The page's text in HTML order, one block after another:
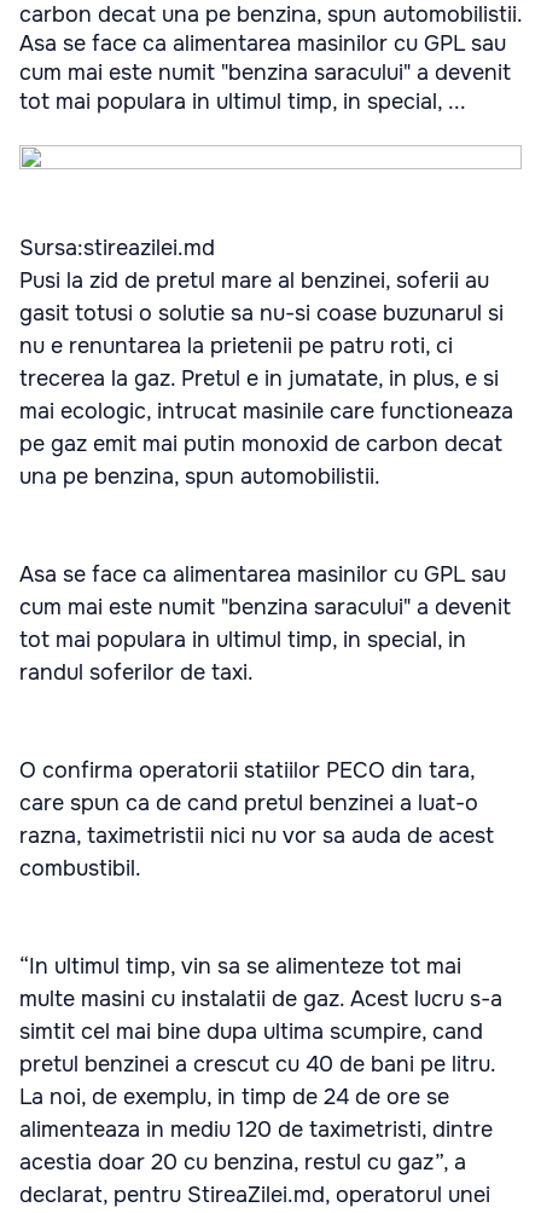
carbon decat una pe benzina, spun automobilistii.
Asa se face ca alimentarea masinilor cu GPL sau
cum mai este numit "benzina saracului" a devenit
tot mai populara in ultimul timp, in special, ...
Sursa:stireazilei.md
Pusi la zid de pretul mare al benzinei, soferii au
gasit totusi o solutie sa nu-si coase buzunarul si
nu e renuntarea la prietenii pe patru roti, ci
trecerea la gaz. Pretul e in jumatate, in plus, e si
mai ecologic, intrucat masinile care functioneaza
pe gaz emit mai putin monoxid de carbon decat
una pe benzina, spun automobilistii.
Asa se face ca alimentarea masinilor cu GPL sau
cum mai este numit "benzina saracului" a devenit
tot mai populara in ultimul timp, in special, in
randul soferilor de taxi.
O confirma operatorii statiilor PECO din tara,
care spun ca de cand pretul benzinei a luat-o
razna, taximetristii nici nu vor sa auda de acest
combustibil.
“In ultimul timp, vin sa se alimenteze tot mai
multe masini cu instalatii de gaz. Acest lucru s-a
simtit cel mai bine dupa ultima scumpire, cand
pretul benzinei a crescut cu 40 de bani pe litru.
La noi, de exemplu, in timp de 24 de ore se
alimenteaza in mediu 120 de taximetristi, dintre
acestia doar 20 cu benzina, restul cu gaz”, a
declarat, pentru StireaZilei.md, operatorul unei